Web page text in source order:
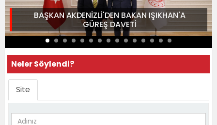
BAŞKAN AKDENİZLİ'DEN BAKAN IŞIKHAN'A
GÜREŞ DAVETİ
Neler Söylendi?
Site